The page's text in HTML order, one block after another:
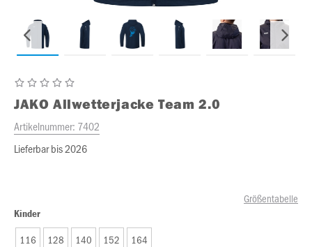
JAKO Allwetterjacke Team 2.0
Artikelnummer: 7402
Lieferbar bis 2026
Größentabelle
Kinder
116 128 140 152 164